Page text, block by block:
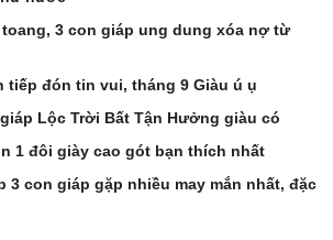
3 con giáp ung dung xóa nợ từ
tiếp đón tin vui, tháng 9 Giàu ú ụ
Lộc Trời Bất Tận Hưởng giàu có
1 đôi giày cao gót bạn thích nhất
3 con giáp gặp nhiều may mắn nhất, đặc